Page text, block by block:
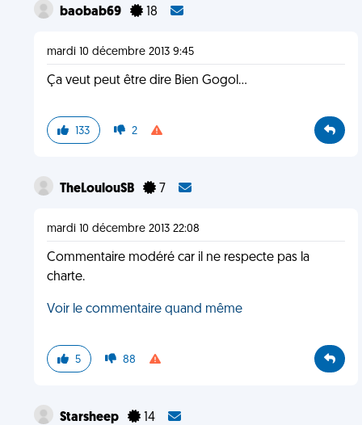
baobab69 18
mardi 10 décembre 2013 9:45
Ça veut peut être dire Bien Gogol...
133 2
TheLoulouSB 7
mardi 10 décembre 2013 22:08
Commentaire modéré car il ne respecte pas la
charte.
Voir le commentaire quand même
5 88
Starsheep 14